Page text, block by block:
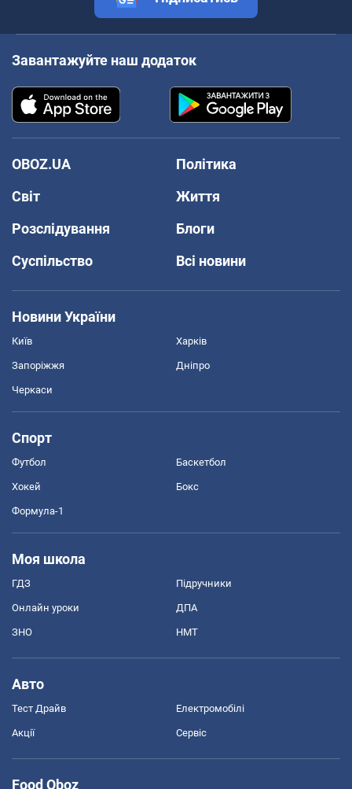
Завантажуйте наш додаток
OBOZ.UA
Політика
Світ
Життя
Розслідування
Блоги
Суспільство
Всі новини
Новини України
Київ Харків
Запоріжжя Дніпро
Черкаси
Спорт
Футбол Баскетбол
Хокей Бокс
Формула-1
Моя школа
ГДЗ Підручники
Онлайн уроки ДПА
ЗНО НМТ
Авто
Тест Драйв Електромобілі
Акції Сервіс
Food Oboz